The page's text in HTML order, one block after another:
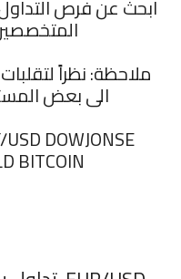
ابحث عن فرص
ملاحظة: نظراً
الى بعض
DOWJONSE
BITCOIN